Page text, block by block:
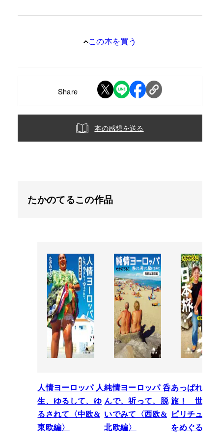
この本を買う
Share
本の感想を送る
たかのてるこの作品
人情ヨーロッパ 人
生、ゆるして、ゆ
るされて〈中欧&
東欧編〉
純情ヨーロッパ 呑
んで、祈って、脱
いでみて〈西欧&
北欧編〉
あっぱれ日本
旅！ 世界一
ピリチュア
をめぐる